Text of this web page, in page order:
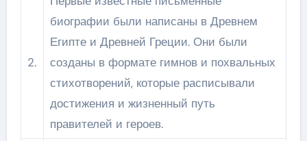
2.
биографии были написаны в Древнем
Египте и Древней Греции. Они были
созданы в формате гимнов и похвальных
стихотворений, которые расписывали
достижения и жизненный путь
правителей и героев.